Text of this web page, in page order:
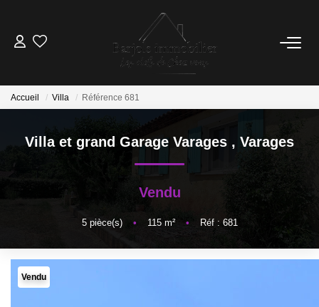
ACCUEIL
A VENDRE
ESTIMATION
Accueil Villa Référence 681
Villa et grand Garage Varages , Varages
Vendu
5pièce(s) • 115m² • Réf : 681
Vendu